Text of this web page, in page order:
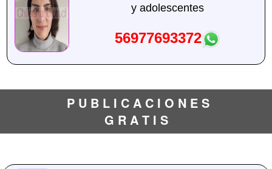
y adolescentes
56977693372
P U B L I C A C I O N E S
G R A T I S